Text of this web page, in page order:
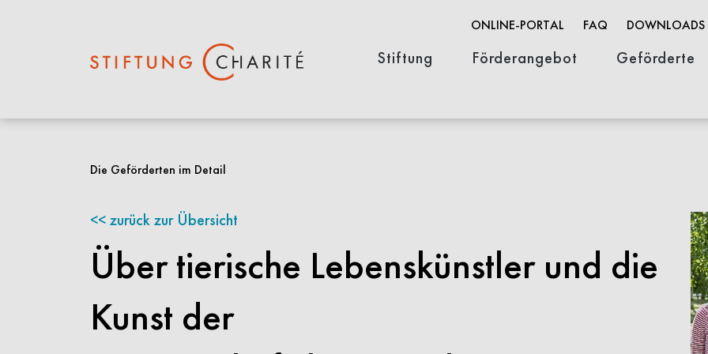
ONLINE-PORTAL FAQ DOWNLOADS
Stiftung
Förderangebot
Geförderte
Die Geförderten im Detail
zurück zur Übersicht
Über tierische Lebenskünstler und die
Kunst der